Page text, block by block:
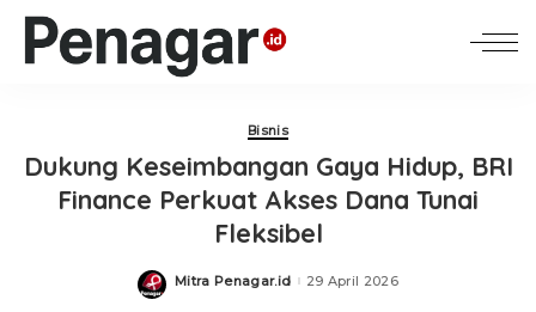
Bisnis
Dukung Keseimbangan Gaya Hidup, BRI
Finance Perkuat Akses Dana Tunai
Fleksibel
Posted
Mitra Penagar.id 29 April 2026